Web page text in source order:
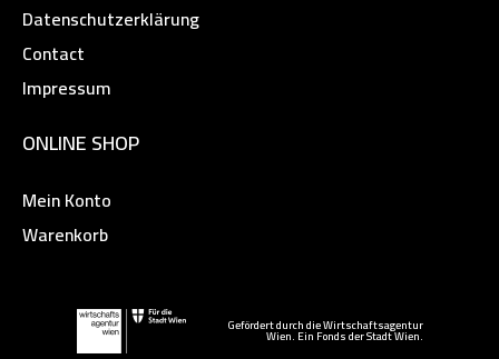
Datenschutzerklärung
Contact
Impressum
ONLINE SHOP
Mein Konto
Warenkorb
Gefördert durch die Wirtschaftsagentur
Wien. Ein Fonds der Stadt Wien.